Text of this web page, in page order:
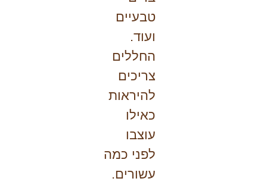
טבעיים
ועוד.
החללים
צריכים
להיראות
כאילו
עוצבו
לפני כמה
עשורים.